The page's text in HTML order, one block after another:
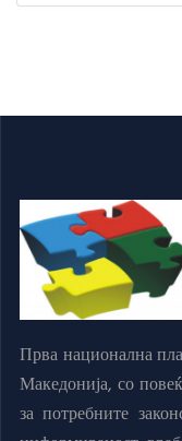
Прва национална
Македонија, со
за потребните